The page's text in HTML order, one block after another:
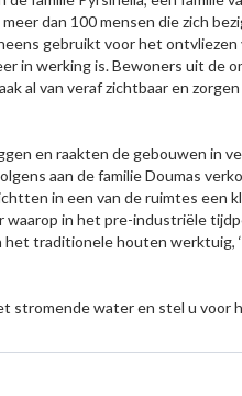
dan 100 mensen die zich
gebruikt voor het ontvliezen
in werking is. Bewoners uit de
al van veraf zichtbaar en
en raakten de gebouwen in
aan de familie Doumas
in een van de ruimtes een
waarop in het pre-industriële
traditionele houten werktuig,
stromende water en stel u voor